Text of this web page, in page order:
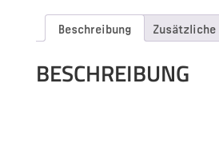
Dunkel
Menge
Beschreibung
BESCHREIBUNG